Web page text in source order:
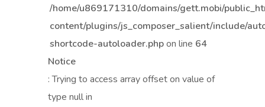
/home/u869171310/domains/gett.mobi/
content/plugins/js_composer_salient/include/
shortcode-autoloader.phpon line 64
Notice
: Trying to access array offset on value of
type null in